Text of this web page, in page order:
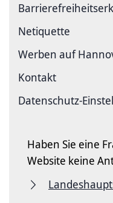
Netiquette
Werben auf
Kontakt
Datenschutz-
Haben Sie eine
Website keine